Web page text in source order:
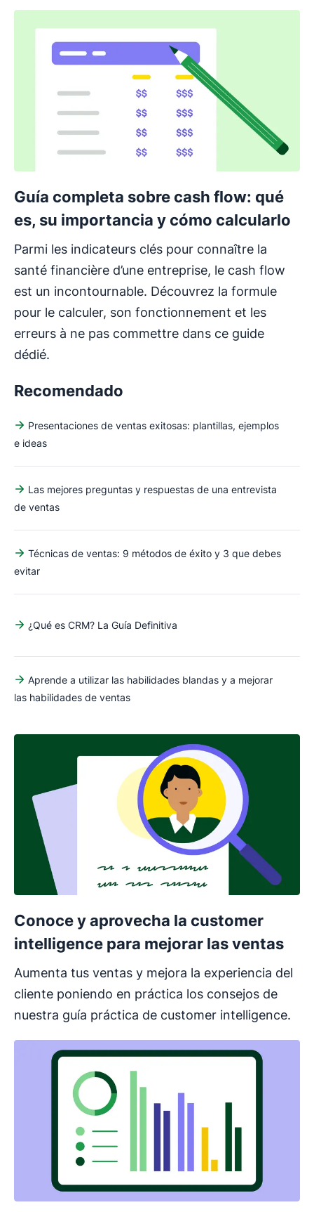
Guía completa sobre cash flow: qué
es, su importancia y cómo calcularlo
Parmi les indicateurs clés pour connaître la
santé financière d’une entreprise, le cash flow
est un incontournable. Découvrez la formule
pour le calculer, son fonctionnement et les
erreurs à ne pas commettre dans ce guide
dédié.
Recomendado
Presentaciones de ventas exitosas: plantillas, ejemplos
e ideas
Las mejores preguntas y respuestas de una entrevista
de ventas
Técnicas de ventas: 9 métodos de éxito y 3 que debes
evitar
¿Qué es CRM? La Guía Definitiva
Aprende a utilizar las habilidades blandas y a mejorar
las habilidades de ventas
Conoce y aprovecha la customer
intelligence para mejorar las ventas
Aumenta tus ventas y mejora la experiencia del
cliente poniendo en práctica los consejos de
nuestra guía práctica de customer intelligence.